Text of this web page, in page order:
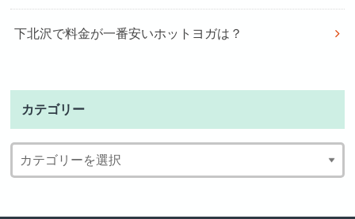
下北沢で料金が一番安いホットヨガは？
カテゴリー